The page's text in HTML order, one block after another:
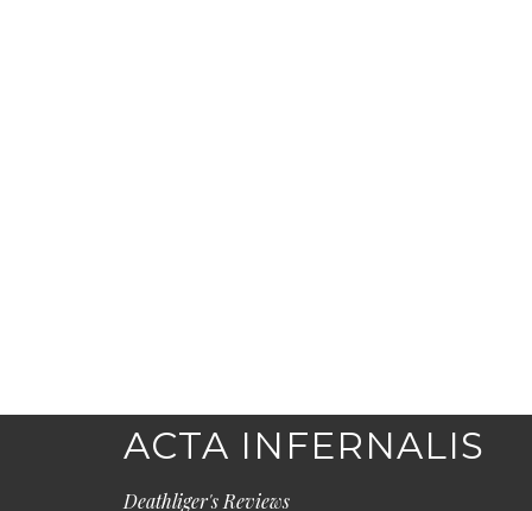
ACTA INFERNALIS
Deathliger's Reviews